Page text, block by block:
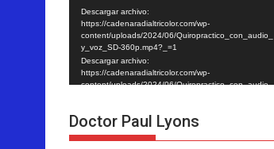
vídeo
Descargar archivo:
https://cadenaradialtricolor.com/wp-
content/uploads/2024/06/Quiropractico_con_audio_
y_voz_SD-360p.mp4?_=1
Descargar archivo:
https://cadenaradialtricolor.com/wp-
content/uploads/2024/06/Quiropractico_con_audio_
Doctor Paul Lyons